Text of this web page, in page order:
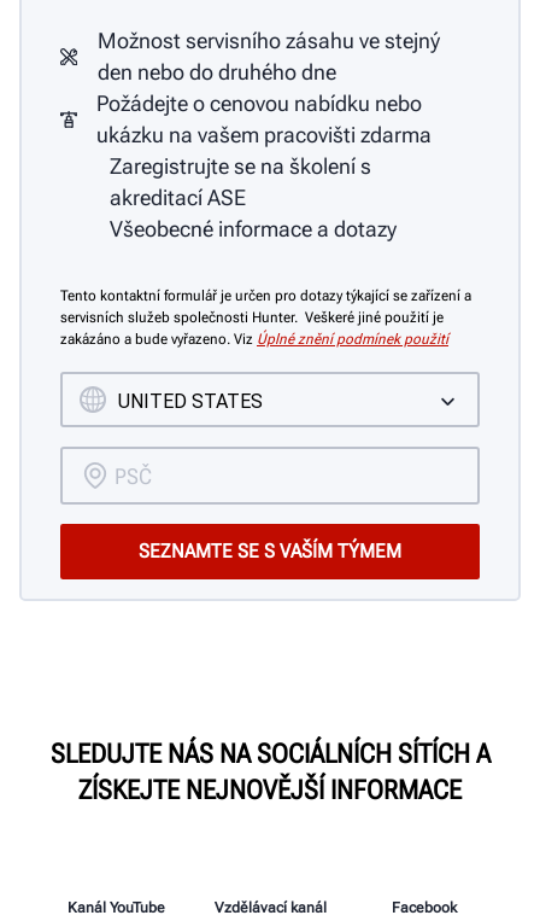
Možnost servisního zásahu ve stejný
den nebo do druhého dne
Požádejte o cenovou nabídku nebo
ukázku na vašem pracovišti zdarma
Zaregistrujte se na školení s
akreditací ASE
Všeobecné informace a dotazy
Tento kontaktní formulář je určen pro dotazy týkající se zařízení a
servisních služeb společnosti Hunter. Veškeré jiné použití je
zakázáno a bude vyřazeno. Viz Úplné znění podmínek použití
SLEDUJTE NÁS NA SOCIÁLNÍCH SÍTÍCH A
ZÍSKEJTE NEJNOVĚJŠÍ INFORMACE
Kanál YouTube
Vzdělávací kanál
Facebook